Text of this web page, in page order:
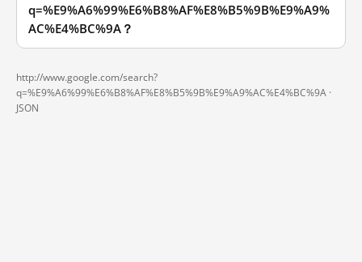
q=%E9%A6%99%E6%B8%AF%E8%B5%9B%E9%A9%
AC%E4%BC%9A？
http://www.google.com/search?
q=%E9%A6%99%E6%B8%AF%E8%B5%9B%E9%A9%AC%E4%BC%9A ·
JSON